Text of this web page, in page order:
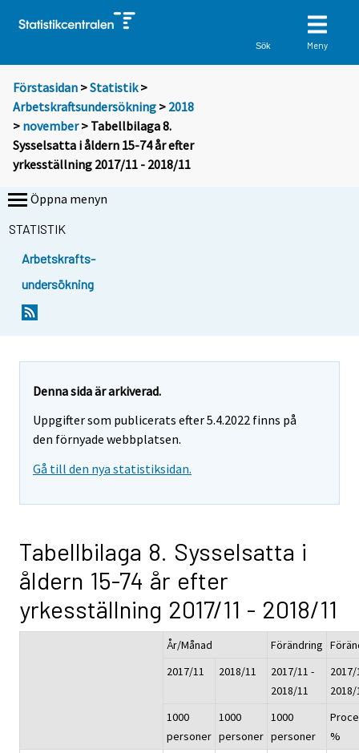
Sök Meny
Förstasidan >Statistik >
Arbetskraftsundersökning > 2018
> november> Tabellbilaga 8.
Sysselsatta i åldern 15-74 år efter
yrkesställning 2017/11 - 2018/11
Öppna menyn
STATISTIK
Arbetskrafts-
undersökning
Denna sida är arkiverad.
Uppgifter som publicerats efter 5.4.2022 finns på
den förnyade webbplatsen.
Gå till den nya statistiksidan.
Tabellbilaga 8. Sysselsatta i
åldern 15-74 år efter
yrkesställning 2017/11 - 2018/11
År/Månad Förändring
2017/11
2018/11
2017/11 -
2018/11
2017/
2018/
1000
personer
1000
personer
1000
personer
%